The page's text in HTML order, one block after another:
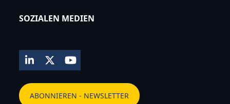
SOZIALEN MEDIEN
LinkedIn
TwitterYouTube
ABONNIEREN - NEWSLETTER